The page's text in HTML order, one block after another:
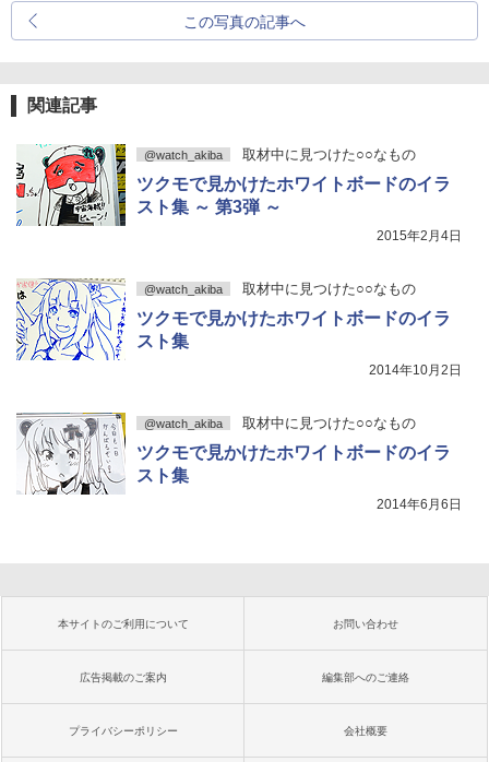
この写真の記事へ
関連記事
@watch_akiba 取材中に見つけた○○なもの
ツクモで見かけたホワイトボードのイラ
スト集 ～ 第3弾 ～
2015年2月4日
@watch_akiba 取材中に見つけた○○なもの
ツクモで見かけたホワイトボードのイラ
スト集
2014年10月2日
@watch_akiba 取材中に見つけた○○なもの
ツクモで見かけたホワイトボードのイラ
スト集
2014年6月6日
本サイトのご利用について お問い合わせ
広告掲載のご案内 編集部へのご連絡
プライバシーポリシー 会社概要